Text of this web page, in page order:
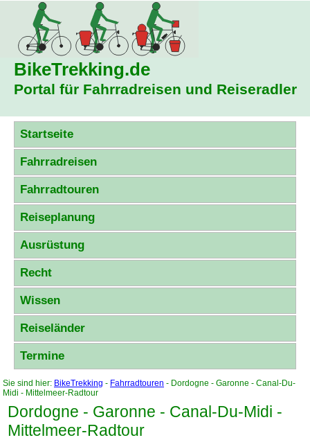
BikeTrekking.de
Portal für Fahrradreisen und Reiseradler
Startseite
Fahrradreisen
Fahrradtouren
Reiseplanung
Ausrüstung
Recht
Wissen
Reiseländer
Termine
Sie sind hier: BikeTrekking - Fahrradtouren - Dordogne - Garonne - Canal-Du-
Midi - Mittelmeer-Radtour
Dordogne - Garonne - Canal-Du-Midi -
Mittelmeer-Radtour